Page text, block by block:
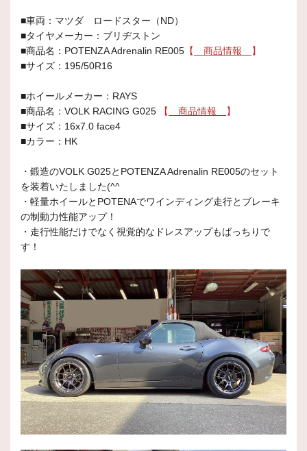
■車両：マツダ ロードスター（ND）
■タイヤメーカー：ブリヂストン
■商品名：POTENZA Adrenalin RE005 【 商品情報
】
■サイズ：195/50R16
■ホイールメーカー：RAYS
■商品名：VOLK RACING G025
【 商品情報
】
■サイズ：16x7.0 face4
■カラー：HK
・鍛造のVOLK G025とPOTENZA Adrenalin RE005のセット
を装着いたしました(^^
・軽量ホイールとPOTENAでワインディング走行とブレーキ
の制動力性能アップ！
・走行性能だけでなく視覚的なドレスアップもばっちりで
す！